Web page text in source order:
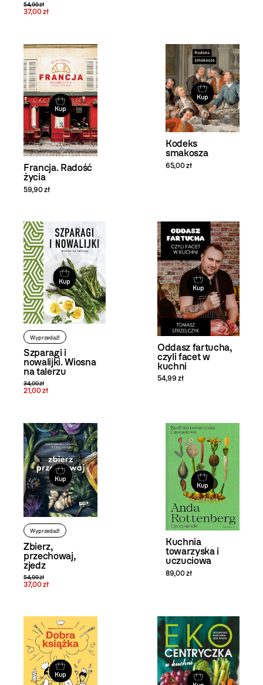
54,99 zł
37,00 zł
Kup
Francja. Radość
życia
59,90 zł
Kup
Kodeks
smakosza
65,00 zł
Kup
Wyprzedaż!
Szparagi i
nowalijki. Wiosna
na talerzu
34,00 zł
21,00 zł
Kup
Oddasz fartucha,
czyli facet w
kuchni
54,99 zł
Kup
Wyprzedaż!
Zbierz,
przechowaj,
zjedz
54,99 zł
37,00 zł
Kup
Kuchnia
towarzyska i
uczuciowa
89,00 zł
Kup